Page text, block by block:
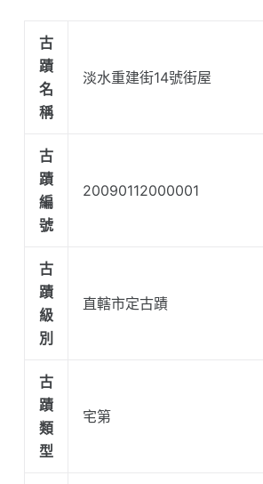
古
蹟
名
稱
淡水重建街14號街屋
古
蹟
編
號
20090112000001
古
蹟
級
別
直轄市定古蹟
古
蹟
類
型
宅第